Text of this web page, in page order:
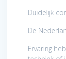
Duidelijk
De
Ervaring